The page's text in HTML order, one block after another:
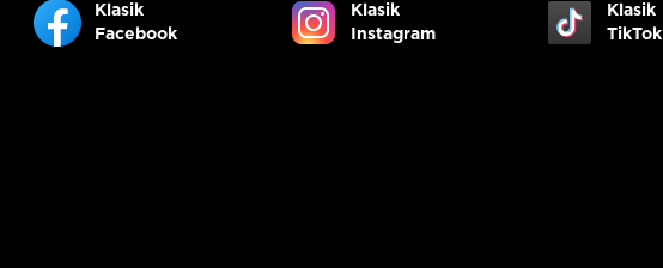
Klasik
Facebook
Klasik
Instagram
Klasik
TikTok